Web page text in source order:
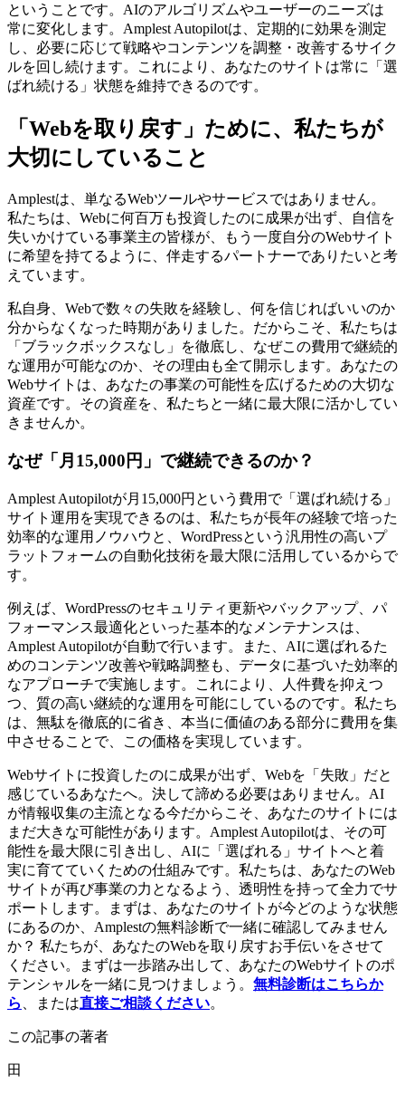
ということです。AIのアルゴリズムやユーザーのニーズは
常に変化します。Amplest Autopilotは、定期的に効果を測定
し、必要に応じて戦略やコンテンツを調整・改善するサイク
ルを回し続けます。これにより、あなたのサイトは常に「選
ばれ続ける」状態を維持できるのです。
「Webを取り戻す」ために、私たちが
大切にしていること
Amplestは、単なるWebツールやサービスではありません。
私たちは、Webに何百万も投資したのに成果が出ず、自信を
失いかけている事業主の皆様が、もう一度自分のWebサイト
に希望を持てるように、伴走するパートナーでありたいと考
えています。
私自身、Webで数々の失敗を経験し、何を信じればいいのか
分からなくなった時期がありました。だからこそ、私たちは
「ブラックボックスなし」を徹底し、なぜこの費用で継続的
な運用が可能なのか、その理由も全て開示します。あなたの
Webサイトは、あなたの事業の可能性を広げるための大切な
資産です。その資産を、私たちと一緒に最大限に活かしてい
きませんか。
なぜ「月15,000円」で継続できるのか？
Amplest Autopilotが月15,000円という費用で「選ばれ続ける」
サイト運用を実現できるのは、私たちが長年の経験で培った
効率的な運用ノウハウと、WordPressという汎用性の高いプ
ラットフォームの自動化技術を最大限に活用しているからで
す。
例えば、WordPressのセキュリティ更新やバックアップ、パ
フォーマンス最適化といった基本的なメンテナンスは、
Amplest Autopilotが自動で行います。また、AIに選ばれるた
めのコンテンツ改善や戦略調整も、データに基づいた効率的
なアプローチで実施します。これにより、人件費を抑えつ
つ、質の高い継続的な運用を可能にしているのです。私たち
は、無駄を徹底的に省き、本当に価値のある部分に費用を集
中させることで、この価格を実現しています。
Webサイトに投資したのに成果が出ず、Webを「失敗」だと
感じているあなたへ。決して諦める必要はありません。AI
が情報収集の主流となる今だからこそ、あなたのサイトには
まだ大きな可能性があります。Amplest Autopilotは、その可
能性を最大限に引き出し、AIに「選ばれる」サイトへと着
実に育てていくための仕組みです。私たちは、あなたのWeb
サイトが再び事業の力となるよう、透明性を持って全力でサ
ポートします。まずは、あなたのサイトが今どのような状態
にあるのか、Amplestの無料診断で一緒に確認してみません
か？ 私たちが、あなたのWebを取り戻すお手伝いをさせて
ください。まずは一歩踏み出して、あなたのWebサイトのポ
テンシャルを一緒に見つけましょう。 無料診断はこちらか
ら
、または直接ご相談ください。
この記事の著者
田